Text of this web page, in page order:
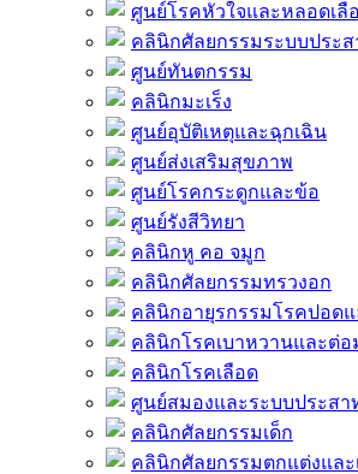
ศูนย์โรคหัวใจและหลอดเลื
คลินิกศัลยกรรมระบบประส
ศูนย์ทันตกรรม
คลินิกมะเร็ง
ศูนย์อุบัติเหตุและฉุกเฉิน
ศูนย์ส่งเสริมสุขภาพ
ศูนย์โรคกระดูกและข้อ
ศูนย์รังสีวิทยา
คลินิกหู คอ จมูก
คลินิกศัลยกรรมทรวงอก
คลินิกอายุรกรรมโรคปอดแ
คลินิกโรคเบาหวานและต่อ
คลินิกโรคเลือด
ศูนย์สมองและระบบประสา
คลินิกศัลยกรรมเด็ก
คลินิกศัลยกรรมตกแต่งและ